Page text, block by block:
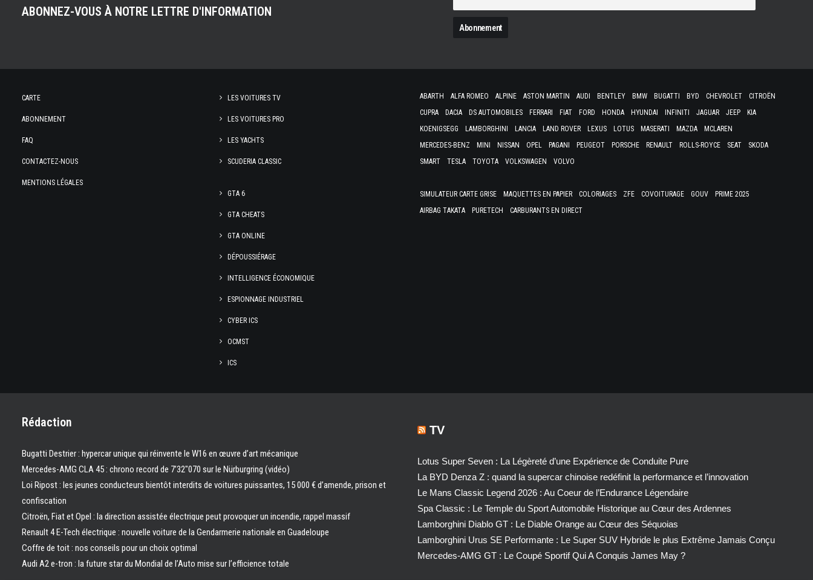
ABONNEZ-VOUS À NOTRE LETTRE D'INFORMATION
CARTE
ABONNEMENT
FAQ
CONTACTEZ-NOUS
MENTIONS LÉGALES
LES VOITURES TV
LES VOITURES PRO
LES YACHTS
SCUDERIA CLASSIC
GTA 6
GTA CHEATS
GTA ONLINE
DÉPOUSSIÉRAGE
INTELLIGENCE ÉCONOMIQUE
ESPIONNAGE INDUSTRIEL
CYBER ICS
OCMST
ICS
ABARTH ALFA ROMEO ALPINE ASTON MARTIN AUDI BENTLEY BMW BUGATTI BYD CHEVROLET
CITROËN
CUPRA
DACIA DS AUTOMOBILES FERRARI FIAT FORD HONDA HYUNDAI INFINITI JAGUAR JEEP
KIA
KOENIGSEGG
LAMBORGHINI LANCIA LAND ROVER LEXUS LOTUS MASERATI MAZDA
MCLAREN
MERCEDES-BENZ
MINI NISSAN OPEL PAGANI PEUGEOT PORSCHE RENAULT ROLLS-ROYCE SEAT
SKODA
SMART
TESLA TOYOTA VOLKSWAGEN VOLVO
SIMULATEUR CARTE GRISE MAQUETTES EN PAPIER COLORIAGES ZFE COVOITURAGE GOUV
PRIME 2025
AIRBAG TAKATA
PURETECH CARBURANTS EN DIRECT
Rédaction
Bugatti Destrier : hypercar unique qui réinvente le W16 en œuvre d’art mécanique
Mercedes-AMG CLA 45 : chrono record de 7’32″070 sur le Nürburgring (vidéo)
Loi Ripost : les jeunes conducteurs bientôt interdits de voitures puissantes, 15 000 € d’amende, prison et
confiscation
Citroën, Fiat et Opel : la direction assistée électrique peut provoquer un incendie, rappel massif
Renault 4 E-Tech électrique : nouvelle voiture de la Gendarmerie nationale en Guadeloupe
Coffre de toit : nos conseils pour un choix optimal
Audi A2 e-tron : la future star du Mondial de l’Auto mise sur l’efficience totale
TV
Lotus Super Seven : La Légèreté d’une Expérience de Conduite Pure
La BYD Denza Z : quand la supercar chinoise redéfinit la performance et l’innovation
Le Mans Classic Legend 2026 : Au Coeur de l’Endurance Légendaire
Spa Classic : Le Temple du Sport Automobile Historique au Cœur des Ardennes
Lamborghini Diablo GT : Le Diable Orange au Cœur des Séquoias
Lamborghini Urus SE Performante : Le Super SUV Hybride le plus Extrême Jamais Conçu
Mercedes-AMG GT : Le Coupé Sportif Qui A Conquis James May ?